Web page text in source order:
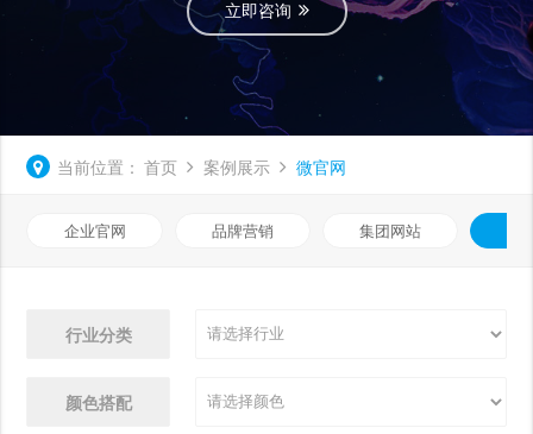
立即咨询
当前位置： 首页 案例展示 微官网
企业官网 品牌营销 集团网站
行业分类
颜色搭配